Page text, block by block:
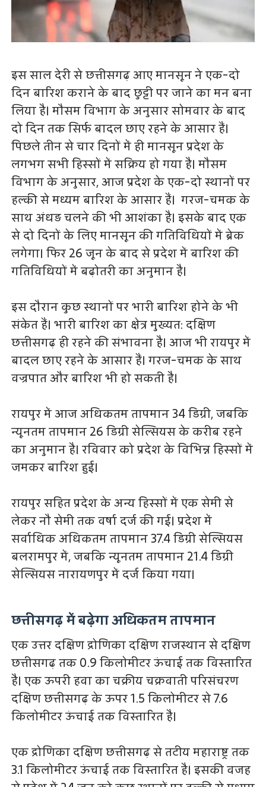
इस साल देरी से छत्तीसगढ़ आए मानसून ने एक-दो
दिन बारिश कराने के बाद छुट्टी पर जाने का मन बना
लिया है। मौसम विभाग के अनुसार सोमवार के बाद
दो दिन तक सिर्फ बादल छाए रहने के आसार हैं।
पिछले तीन से चार दिनों में ही मानसून प्रदेश के
लगभग सभी हिस्सों में सक्रिय हो गया है। मौसम
विभाग के अनुसार, आज प्रदेश के एक-दो स्थानों पर
हल्की से मध्यम बारिश के आसार हैं। गरज-चमक के
साथ अंधड़ चलने की भी आशंका है। इसके बाद एक
से दो दिनों के लिए मानसून की गतिविधियों में ब्रेक
लगेगा। फिर 26 जून के बाद से प्रदेश में बारिश की
गतिविधियों में बढ़ोतरी का अनुमान है।
इस दौरान कुछ स्थानों पर भारी बारिश होने के भी
संकेत हैं। भारी बारिश का क्षेत्र मुख्यत: दक्षिण
छत्तीसगढ़ ही रहने की संभावना है। आज भी रायपुर में
बादल छाए रहने के आसार हैं। गरज-चमक के साथ
वज्रपात और बारिश भी हो सकती है।
रायपुर में आज अधिकतम तापमान 34 डिग्री, जबकि
न्यूनतम तापमान 26 डिग्री सेल्सियस के करीब रहने
का अनुमान है। रविवार को प्रदेश के विभिन्न हिस्सों में
जमकर बारिश हुई।
रायपुर सहित प्रदेश के अन्य हिस्सों में एक सेमी से
लेकर नौ सेमी तक वर्षा दर्ज की गई। प्रदेश में
सर्वाधिक अधिकतम तापमान 37.4 डिग्री सेल्सियस
बलरामपुर में, जबकि न्यूनतम तापमान 21.4 डिग्री
सेल्सियस नारायणपुर में दर्ज किया गया।
छत्तीसगढ़ में बढ़ेगा अधिकतम तापमान
एक उत्तर दक्षिण द्रोणिका दक्षिण राजस्थान से दक्षिण
छत्तीसगढ़ तक 0.9 किलोमीटर ऊंचाई तक विस्तारित
है। एक ऊपरी हवा का चक्रीय चक्रवाती परिसंचरण
दक्षिण छत्तीसगढ़ के ऊपर 1.5 किलोमीटर से 7.6
किलोमीटर ऊंचाई तक विस्तारित है।
एक द्रोणिका दक्षिण छत्तीसगढ़ से तटीय महाराष्ट्र तक
3.1 किलोमीटर ऊंचाई तक विस्तारित है। इसकी वजह